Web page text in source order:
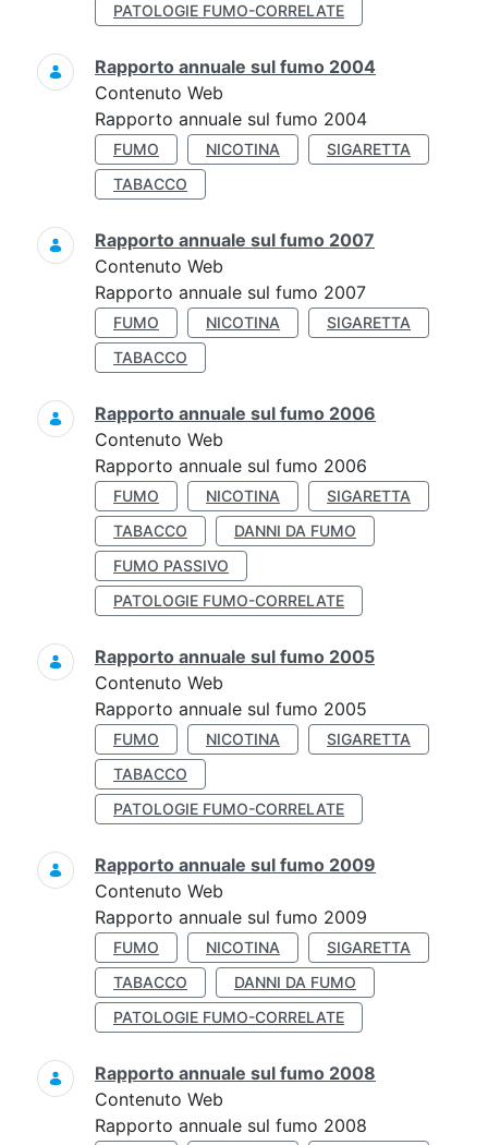
PATOLOGIE FUMO-CORRELATE
Rapporto annuale sul fumo 2004
Contenuto Web
Rapporto annuale sul fumo 2004
FUMO NICOTINA
SIGARETTA
TABACCO
Rapporto annuale sul fumo 2007
Contenuto Web
Rapporto annuale sul fumo 2007
FUMO NICOTINA
SIGARETTA
TABACCO
Rapporto annuale sul fumo 2006
Contenuto Web
Rapporto annuale sul fumo 2006
FUMO NICOTINA
SIGARETTA
TABACCO
DANNI DA FUMO
FUMO PASSIVO
PATOLOGIE FUMO-CORRELATE
Rapporto annuale sul fumo 2005
Contenuto Web
Rapporto annuale sul fumo 2005
FUMO NICOTINA
SIGARETTA
TABACCO
PATOLOGIE FUMO-CORRELATE
Rapporto annuale sul fumo 2009
Contenuto Web
Rapporto annuale sul fumo 2009
FUMO NICOTINA
SIGARETTA
TABACCO
DANNI DA FUMO
PATOLOGIE FUMO-CORRELATE
Rapporto annuale sul fumo 2008
Contenuto Web
Rapporto annuale sul fumo 2008